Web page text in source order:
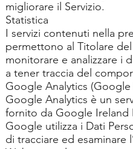
migliorare il Servizio.
Statistica
I servizi contenuti nella
permettono al Titolare
monitorare e analizzare i
a tener traccia del
Google Analytics
Google Analytics è un
fornito da Google Ireland
Google utilizza i Dati
di tracciare ed esaminare